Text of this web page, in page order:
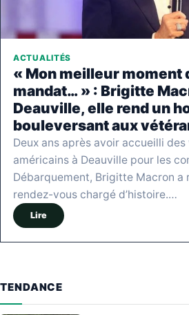
ACTUALITÉS
« Mon meilleur moment
mandat… » : Brigitte
Deauville, elle rend un
bouleversant aux
Deux ans après avoir accueilli
américains à Deauville pour les
Débarquement, Brigitte Macron a
rendez-vous chargé d’histoire.…
Lire
TENDANCE